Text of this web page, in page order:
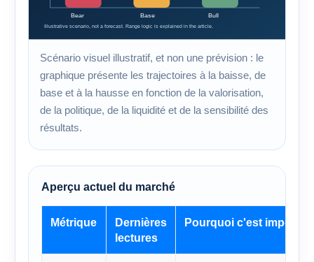
Scénario visuel illustratif, et non une prévision : le
graphique présente les trajectoires à la baisse, de
base et à la hausse en fonction de la valorisation,
de la politique, de la liquidité et de la sensibilité des
résultats.
Aperçu actuel du marché
Métrique
Dernières
lectures
Pourquoi c'est